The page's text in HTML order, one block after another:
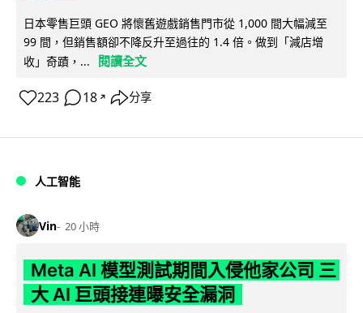
日本零售巨頭 GEO 將懷舊遊戲銷售門市從 1,000 間大幅減至
99 間，但銷售額卻不降反升至過往的 1.4 倍。做到「減店增
收」奇蹟，...
閱讀全文
223 18 ↗ 分享
人工智能
Vin 20 小時
Meta AI 模型測試期間入侵他家公司 三
大 AI 巨頭接連曝安全漏洞